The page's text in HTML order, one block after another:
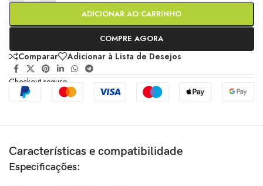
ADICIONAR AO CARRINHO
COMPRE AGORA
Comparar Adicionar à Lista de Desejos
Checkout seguro
Características e compatibilidade
Especificações: